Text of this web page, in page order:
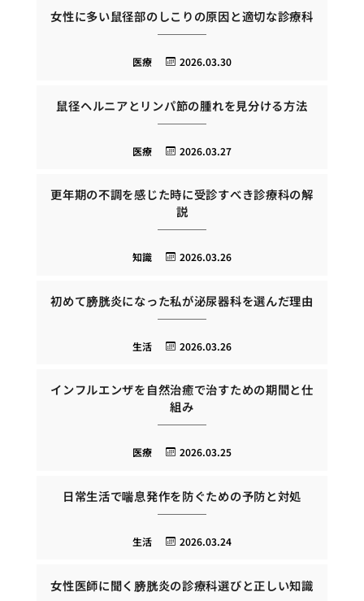
女性に多い鼠径部のしこりの原因と適切な診療科
2026.03.30
医療
鼠径ヘルニアとリンパ節の腫れを見分ける方法
2026.03.27
医療
更年期の不調を感じた時に受診すべき診療科の解
説
2026.03.26
知識
初めて膀胱炎になった私が泌尿器科を選んだ理由
2026.03.26
生活
インフルエンザを自然治癒で治すための期間と仕
組み
2026.03.25
医療
日常生活で喘息発作を防ぐための予防と対処
2026.03.24
生活
女性医師に聞く膀胱炎の診療科選びと正しい知識